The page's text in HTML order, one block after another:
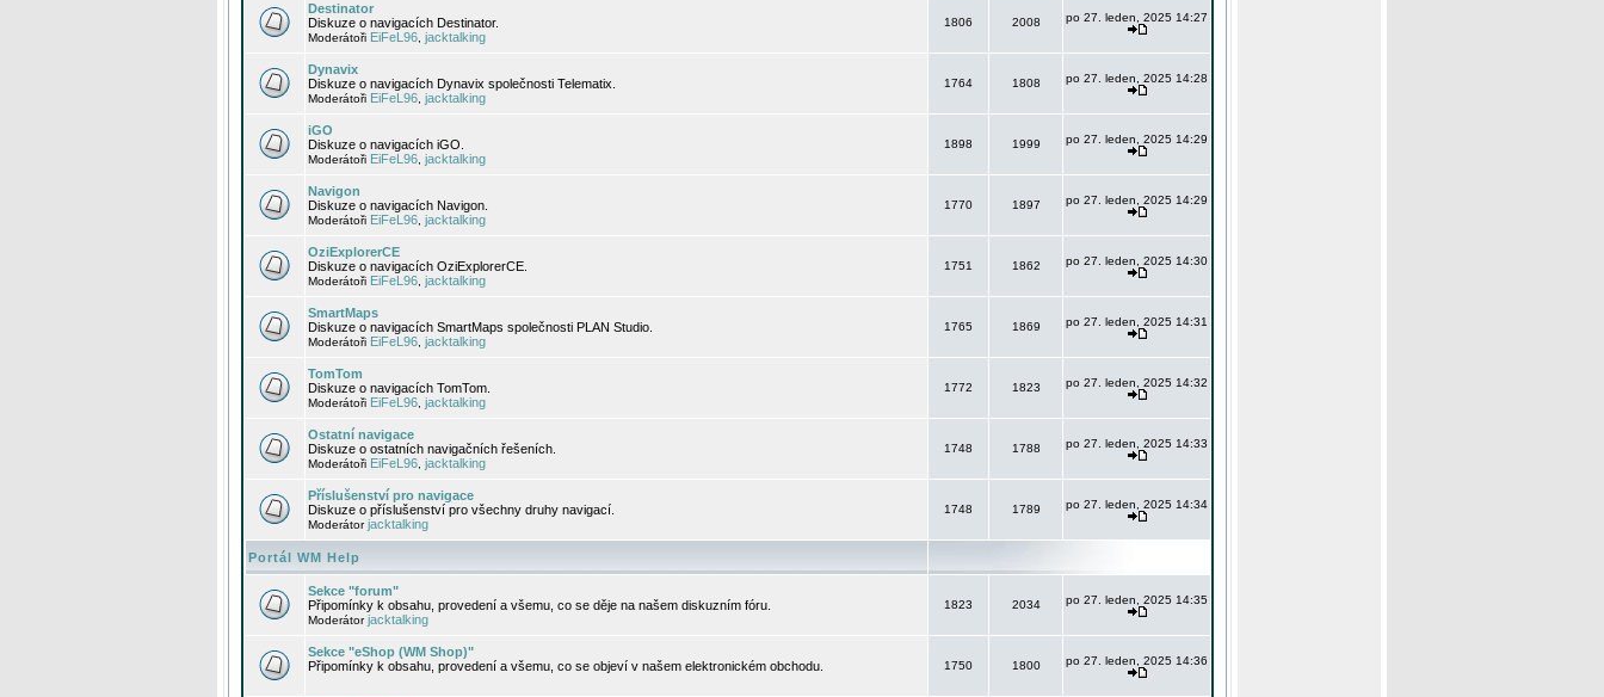
Destinator
Diskuze o navigacích Destinator.
Moderátoři EiFeL96 jacktalking
1806 2008 po 27. leden, 2025 14:27
Dynavix
Diskuze o navigacích Dynavix společnosti Telematix.
Moderátoři EiFeL96 jacktalking
1764 1808 po 27. leden, 2025 14:28
iGO
Diskuze o navigacích iGO.
Moderátoři EiFeL96 jacktalking
1898 1999 po 27. leden, 2025 14:29
Navigon
Diskuze o navigacích Navigon.
Moderátoři EiFeL96 jacktalking
1770 1897 po 27. leden, 2025 14:29
OziExplorerCE
Diskuze o navigacích OziExplorerCE.
Moderátoři EiFeL96 jacktalking
1751 1862 po 27. leden, 2025 14:30
SmartMaps
Diskuze o navigacích SmartMaps společnosti PLAN Studio.
Moderátoři EiFeL96 jacktalking
1765 1869 po 27. leden, 2025 14:31
TomTom
Diskuze o navigacích TomTom.
Moderátoři EiFeL96 jacktalking
1772 1823 po 27. leden, 2025 14:32
Ostatní navigace
Diskuze o ostatních navigačních řešeních.
Moderátoři EiFeL96 jacktalking
1748 1788 po 27. leden, 2025 14:33
Příslušenství pro navigace
Diskuze o příslušenství pro všechny druhy navigací.
Moderátorjacktalking
1748 1789 po 27. leden, 2025 14:34
Portál WM Help
Sekce "forum"
Připomínky k obsahu, provedení a všemu, co se děje na našem diskuzním fóru.
Moderátorjacktalking
1823 2034 po 27. leden, 2025 14:35
Sekce "eShop (WM Shop)"
Připomínky k obsahu, provedení a všemu, co se objeví v našem elektronickém obchodu.
1750 1800 po 27. leden, 2025 14:36